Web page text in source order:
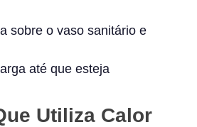
sobre o vaso sanitário e
até que esteja
Utiliza Calor